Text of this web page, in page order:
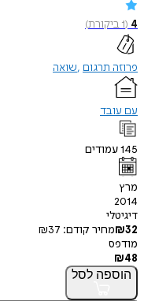
4
(
1ביקורת)
פרוזה תרגום שואה
עם עובד
145עמודים
מרץ
2014
דיגיטלי
₪32 מחיר קודם: ₪37
מודפס
₪48
הוספה לסל